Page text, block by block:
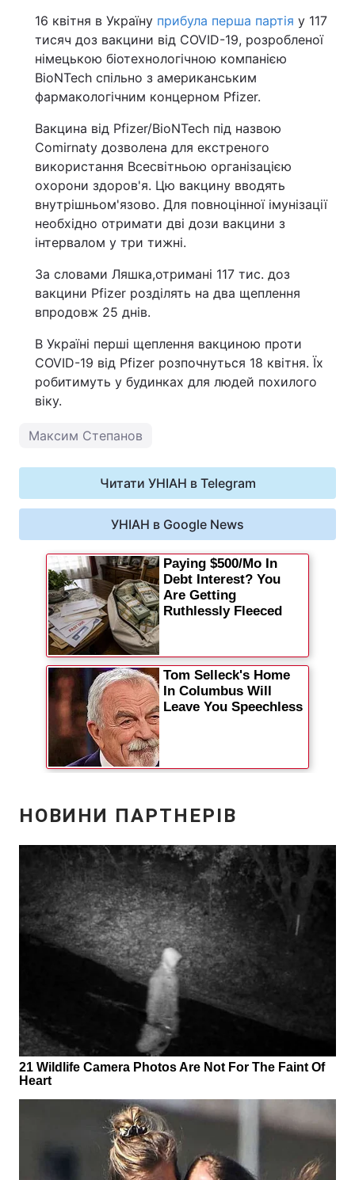
16 квітня в Україну прибула перша партія у 117
тисяч доз вакцини від COVID-19, розробленої
німецькою біотехнологічною компанією
BioNTech спільно з американським
фармакологічним концерном Pfizer.
Вакцина від Pfizer/BioNTech під назвою
Comirnaty дозволена для екстреного
використання Всесвітньою організацією
охорони здоров'я. Цю вакцину вводять
внутрішньом'язово. Для повноцінної імунізації
необхідно отримати дві дози вакцини з
інтервалом у три тижні.
За словами Ляшка,отримані 117 тис. доз
вакцини Pfizer розділять на два щеплення
впродовж 25 днів.
В Україні перші щеплення вакциною проти
COVID-19 від Pfizer розпочнуться 18 квітня. Їх
робитимуть у будинках для людей похилого
віку.
Максим Степанов
Читати УНІАН в Telegram
УНІАН в Google News